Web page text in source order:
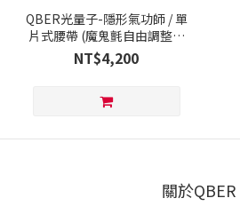
QBER光量子-隱形氣功師 / 單
片式腰帶 (魔鬼氈自由調整尺
寸)
NT$4,200
關於QBER